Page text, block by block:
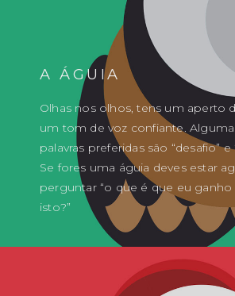
A ÁGUIA
Olhas nos olhos, tens um aperto
um tom de voz confiante.
palavras preferidas são “desafio” e
Se fores uma águia deves estar
perguntar “o que é que eu
isto?”